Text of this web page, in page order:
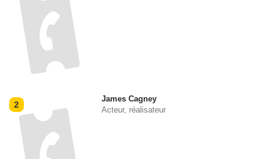
2
James Cagney
Acteur, réalisateur